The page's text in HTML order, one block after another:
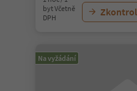
byt Včetně
DPH
Na vyžádání